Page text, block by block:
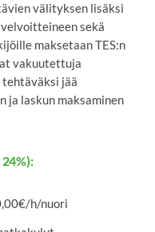
välityksen lisäksi
sekä
maksetaan TES:n
vakuutettuja
jää
ja laskun maksaminen
h/nuori